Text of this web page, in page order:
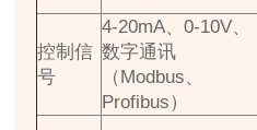
控制信
号
4-20mA、0-10V、
数字通讯
（Modbus、
Profibus）